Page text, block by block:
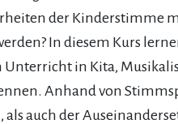
der Kinderstimme
In diesem Kurs
in Kita,
Anhand von
auch der